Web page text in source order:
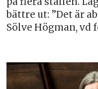
bättre ut: ”Det är
Sölve Högman, vd